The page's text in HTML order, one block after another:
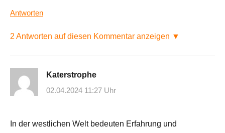
Antworten
2 Antworten auf diesen Kommentar anzeigen ▼
Katerstrophe
02.04.2024 11:27 Uhr
In der westlichen Welt bedeuten Erfahrung und